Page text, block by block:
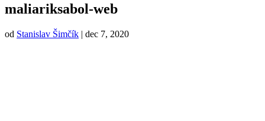
maliariksabol-web
od Stanislav Šimčík | dec 7, 2020